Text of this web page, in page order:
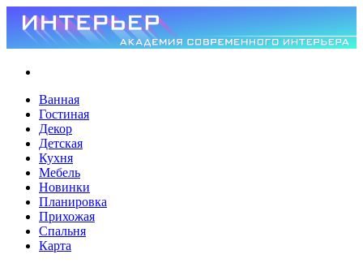
Ванная
Гостиная
Декор
Детская
Кухня
Мебель
Новинки
Планировка
Прихожая
Спальня
Карта